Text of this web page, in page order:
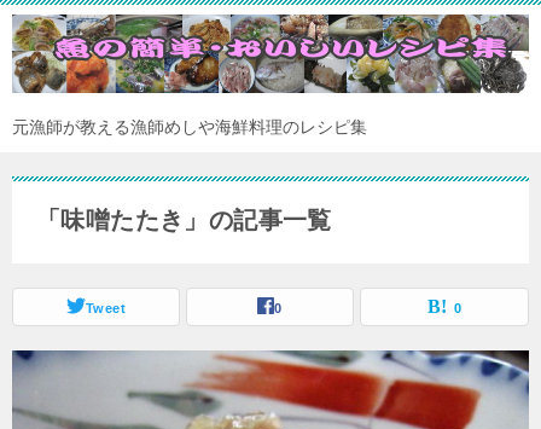
元漁師が教える漁師めしや海鮮料理のレシピ集
「味噌たたき」の記事一覧
Tweet 0 0